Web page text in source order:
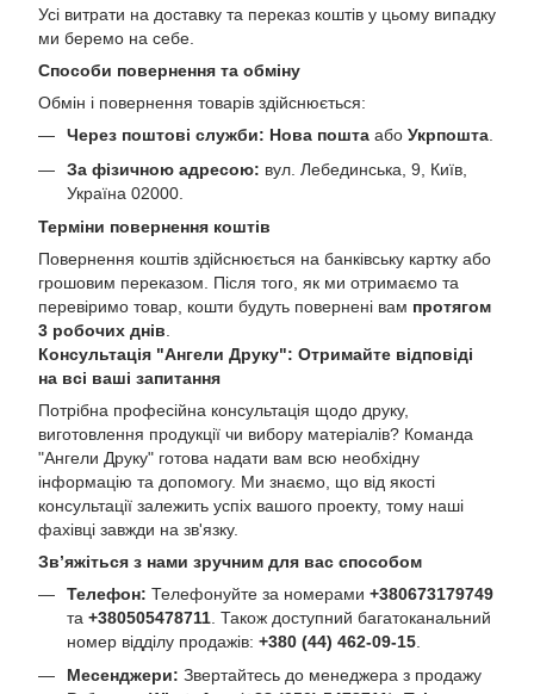
Усі витрати на доставку та переказ коштів у цьому випадку
ми беремо на себе.
Способи повернення та обміну
Обмін і повернення товарів здійснюється:
Через поштові служби: Нова пошта або Укрпошта
За фізичною адресою: вул. Лебединська, 9, Київ,
Україна 02000.
Терміни повернення коштів
Повернення коштів здійснюється на банківську картку або
грошовим переказом. Після того, як ми отримаємо та
перевіримо товар, кошти будуть повернені вам протягом
3 робочих днів
Консультація "Ангели Друку": Отримайте відповіді
на всі ваші запитання
Потрібна професійна консультація щодо друку,
виготовлення продукції чи вибору матеріалів? Команда
"Ангели Друку" готова надати вам всю необхідну
інформацію та допомогу. Ми знаємо, що від якості
консультації залежить успіх вашого проекту, тому наші
фахівці завжди на зв'язку.
Зв’яжіться з нами зручним для вас способом
Телефон: Телефонуйте за номерами +380673179749
та +380505478711 . Також доступний багатоканальний
номер відділу продажів: +380 (44) 462-09-15
Месенджери: Звертайтесь до менеджера з продажу